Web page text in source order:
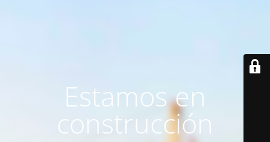
Estamos en
construcción